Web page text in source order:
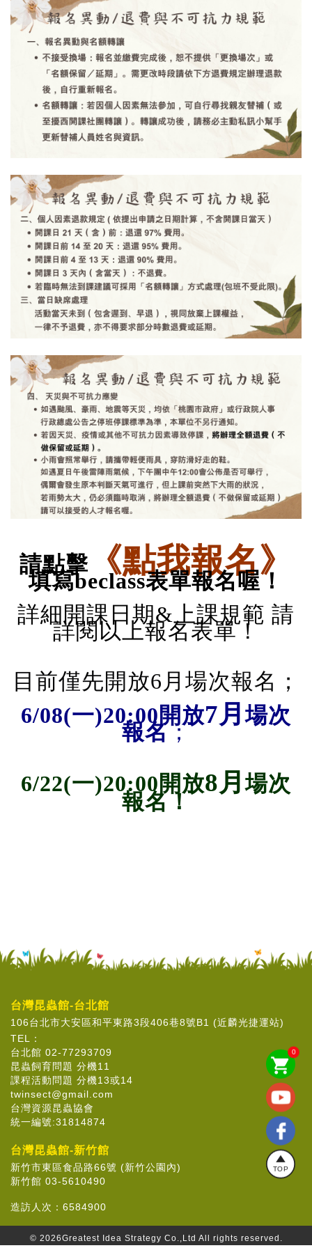
請點擊 《點我報名》
填寫beclass表單報名喔！
詳細開課日期&上課規範 請
詳閱以上報名表單！
目前僅先開放6月場次報名；
6/08(一)20:00開放7月場次
報名；
6/22(一)20:00開放8月場次
報名！
shopping_cart
0
TOP
台灣昆蟲館-台北館
106台北市大安區和平東路3段406巷8號B1 (近麟光捷運站)
TEL：
台北館 02-77293709
昆蟲飼育問題 分機11
課程活動問題 分機13或14
twinsect@gmail.com
台灣資源昆蟲協會
統一編號:31814874
台灣昆蟲館-新竹館
新竹市東區食品路66號 (新竹公園內)
新竹館 03-5610490
造訪人次： 6584900
© 2026Greatest Idea Strategy Co.,Ltd All rights reserved.